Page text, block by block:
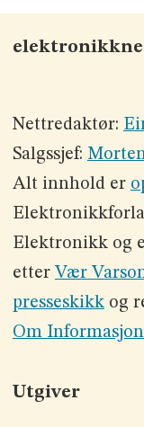
Nettredaktør:
Salgssjef:
Alt innhold er
Elektronikk og
etter Vær
presseskikkog
Om
Utgiver